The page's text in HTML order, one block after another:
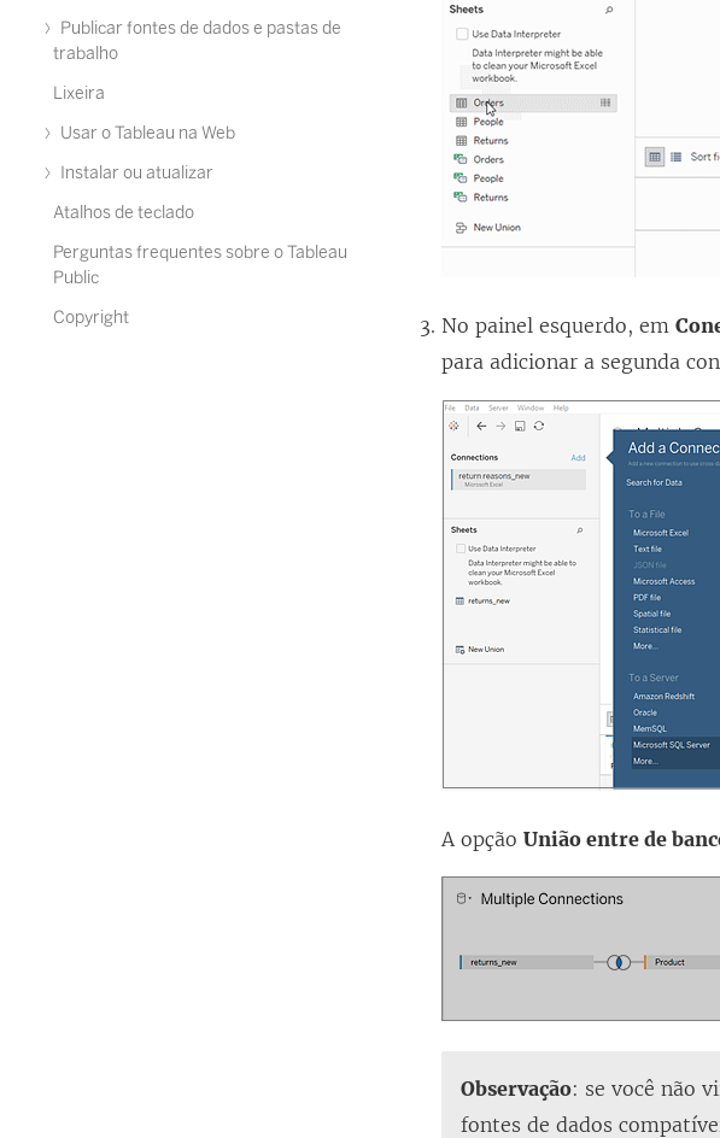
Publicar fontes de dados e pastas de
trabalho
Lixeira
Usar o Tableau na Web
Instalar ou atualizar
Atalhos de teclado
Perguntas frequentes sobre o Tableau
Public
Copyright
No painel esquerdo, em
para adicionar a segunda
A opçãoUnião entre de
Observação: se você não
fontes de dados